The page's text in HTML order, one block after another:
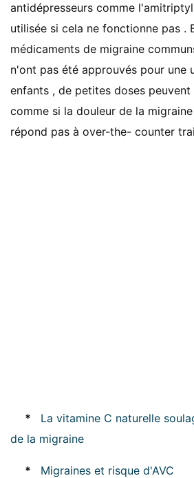
antidépresseurs comme
utilisée si cela ne fonctionne pas .
médicaments de migraine
n'ont pas été approuvés pour une
enfants , de petites doses
comme si la douleur de la
répond pas à over-the- counter
*
La vitamine C naturelle
de la migraine
* Migraines et risque d'AVC